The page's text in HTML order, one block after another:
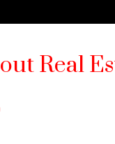
Real